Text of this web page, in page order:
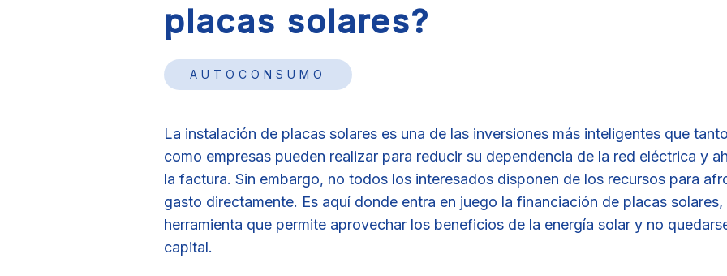
placas solares?
AUTOCONSUMO
La instalación de placas solares es una de las inversiones más inteligentes que
como empresas pueden realizar para reducir su dependencia de la red eléctrica y
la factura. Sin embargo, no todos los interesados disponen de los recursos para
gasto directamente. Es aquí donde entra en juego la financiación de placas solares,
herramienta que permite aprovechar los beneficios de la energía solar y no
capital.